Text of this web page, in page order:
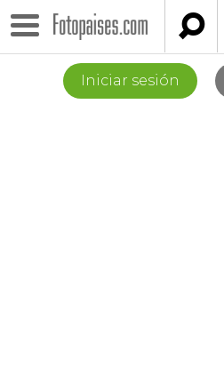

Iniciar sesión